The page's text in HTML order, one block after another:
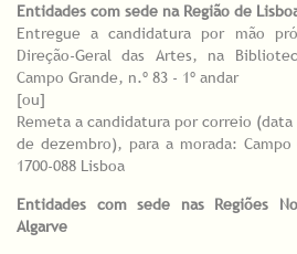
Entidades com sede na Região de
Entregue a candidatura por mão
Direção-Geral das Artes, na
Campo Grande, n.º 83 - 1º andar
[ou]
Remeta a candidatura por correio (data
de dezembro), para a morada: Campo
1700-088 Lisboa
Entidades com sede nas Regiões
Algarve